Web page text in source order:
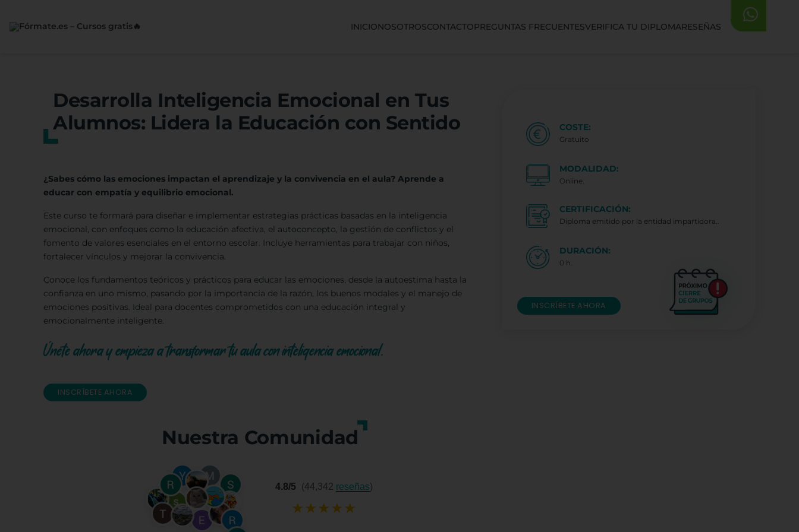
INICIONOSOTROSCONTACTOPREGUNTAS FRECUENTESVERIFICA TU DIPLOMARESEÑAS
Desarrolla Inteligencia Emocional en Tus
Alumnos: Lidera la Educación con Sentido
¿Sabes cómo las emociones impactan el aprendizaje y la convivencia en el aula? Aprende a
educar con empatía y equilibrio emocional.
Este curso te formará para diseñar e implementar estrategias prácticas basadas en la inteligencia
emocional, con enfoques como la educación afectiva, el autoconcepto, la gestión de conflictos y el
fomento de valores esenciales en el entorno escolar. Incluye herramientas para trabajar con niños,
fortalecer vínculos y mejorar la convivencia.
Conoce los fundamentos teóricos y prácticos para educar las emociones, desde la autoestima hasta la
confianza en uno mismo, pasando por la importancia de la razón, los buenos modales y el manejo de
emociones positivas. Ideal para docentes comprometidos con una educación integral y
emocionalmente inteligente.
Únete ahora y empieza a transformar tu aula con inteligencia emocional.
INSCRÍBETE AHORA
Nuestra Comunidad
4.8/5 (44,342 reseñas)
★★★★★
COSTE:
Gratuito
MODALIDAD:
Online.
CERTIFICACIÓN:
Diploma emitido por la entidad impartidora..
DURACIÓN:
0 h.
INSCRÍBETE AHORA